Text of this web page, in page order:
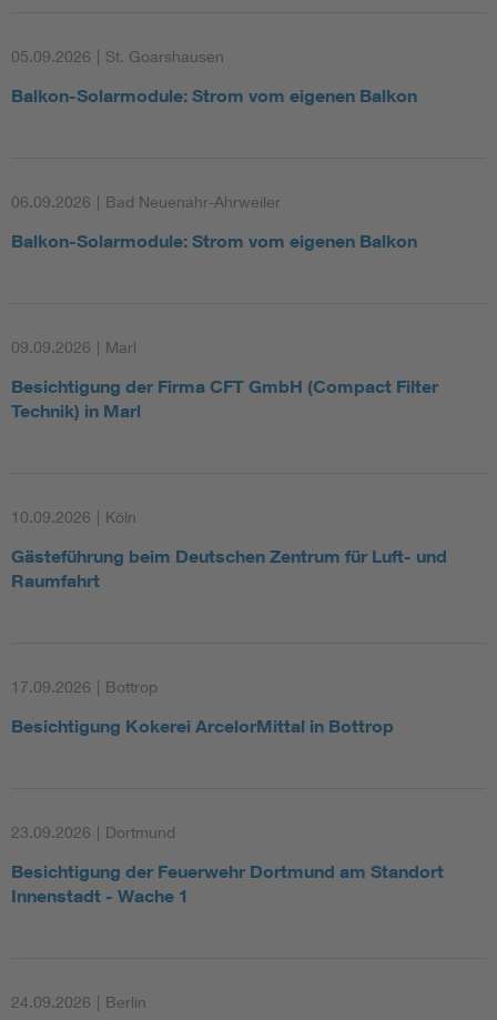
05.09.2026 | St. Goarshausen
Balkon-Solarmodule: Strom vom eigenen Balkon
06.09.2026 | Bad Neuenahr-Ahrweiler
Balkon-Solarmodule: Strom vom eigenen Balkon
09.09.2026 | Marl
Besichtigung der Firma CFT GmbH (Compact Filter
Technik) in Marl
10.09.2026 | Köln
Gästeführung beim Deutschen Zentrum für Luft- und
Raumfahrt
17.09.2026 | Bottrop
Besichtigung Kokerei ArcelorMittal in Bottrop
23.09.2026 | Dortmund
Besichtigung der Feuerwehr Dortmund am Standort
Innenstadt - Wache 1
24.09.2026 | Berlin